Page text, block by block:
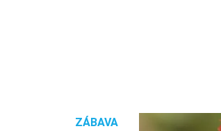
ZÁBAVA